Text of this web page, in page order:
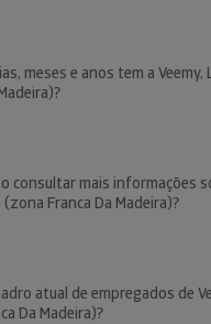
meses e anos tem a Veemy,
consultar mais informações
(zona Franca Da Madeira)?
atual de empregados de
Da Madeira)?